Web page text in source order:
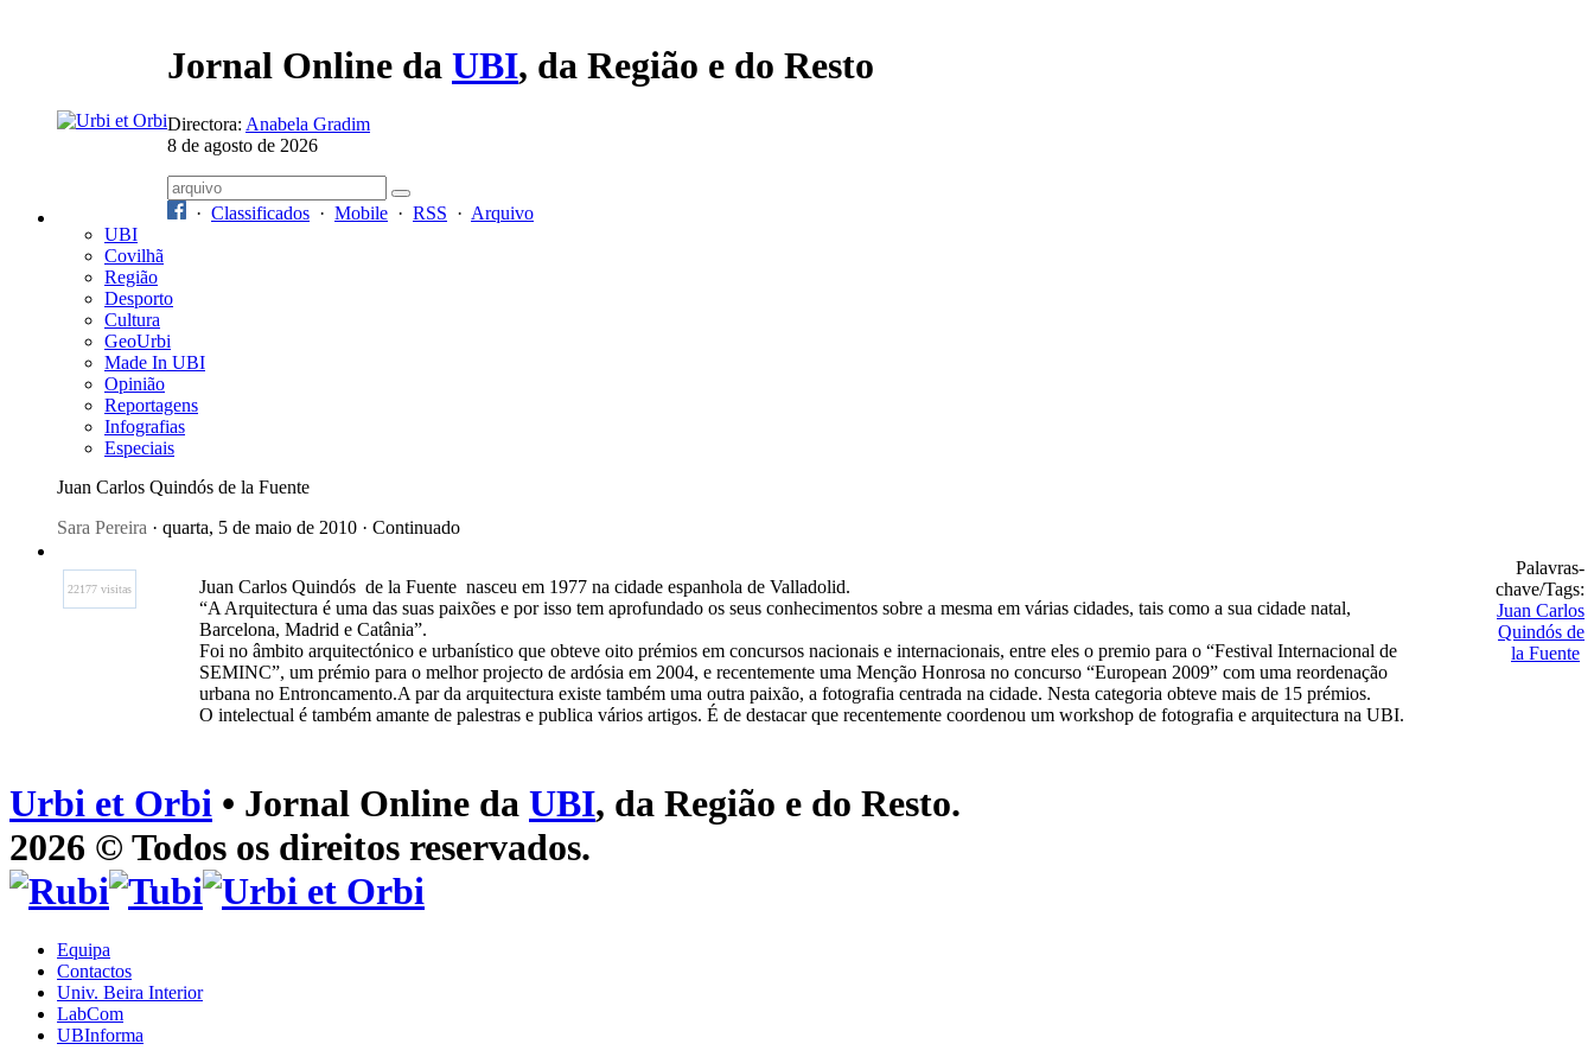
Jornal Online da UBI, da Região e do Resto
Directora: Anabela Gradim
8 de agosto de 2026
· Classificados · Mobile · RSS · Arquivo
UBI
Covilhã
Região
Desporto
Cultura
GeoUrbi
Made In UBI
Opinião
Reportagens
Infografias
Especiais
Juan Carlos Quindós de la Fuente
Sara Pereira · quarta, 5 de maio de 2010 · Continuado
22177 visitas
Juan Carlos Quindós de la Fuente nasceu em 1977 na cidade espanhola de Valladolid.
“A Arquitectura é uma das suas paixões e por isso tem aprofundado os seus conhecimentos sobre a mesma em várias cidades, tais como a sua cidade natal,
Barcelona, Madrid e Catânia”.
Foi no âmbito arquitectónico e urbanístico que obteve oito prémios em concursos nacionais e internacionais, entre eles o premio para o “Festival Internacional de
SEMINC”, um prémio para o melhor projecto de ardósia em 2004, e recentemente uma Menção Honrosa no concurso “European 2009” com uma reordenação
urbana no Entroncamento.A par da arquitectura existe também uma outra paixão, a fotografia centrada na cidade. Nesta categoria obteve mais de 15 prémios.
O intelectual é também amante de palestras e publica vários artigos. É de destacar que recentemente coordenou um workshop de fotografia e arquitectura na UBI.
Palavras-
chave/Tags:
Juan Carlos
Quindós de
la Fuente
Urbi et Orbi • Jornal Online da UBI, da Região e do Resto.
2026 © Todos os direitos reservados.
Equipa
Contactos
Univ. Beira Interior
LabCom
UBInforma